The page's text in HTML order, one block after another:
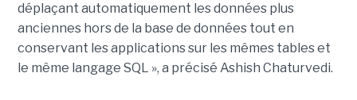
déplaçant automatiquement les données plus
anciennes hors de la base de données tout en
conservant les applications sur les mêmes tables et
le même langage SQL », a précisé Ashish Chaturvedi.